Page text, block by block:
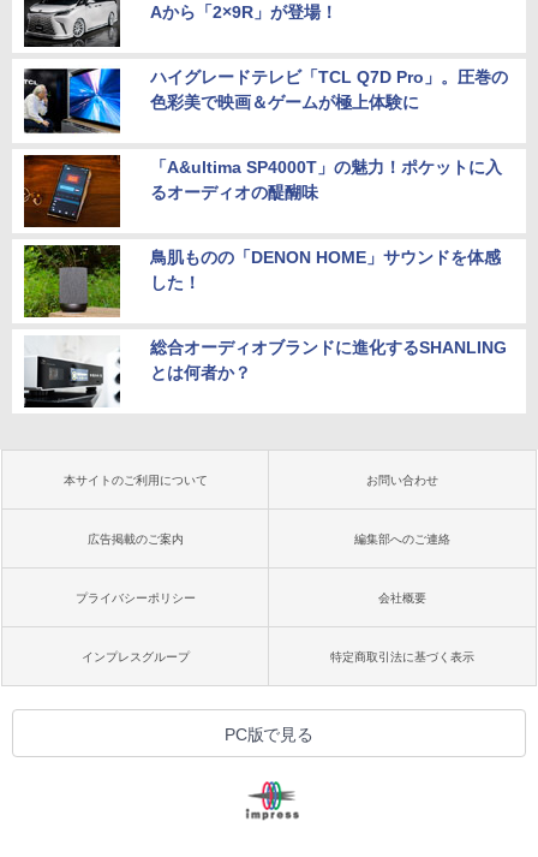
Aから「2×9R」が登場！
ハイグレードテレビ「TCL Q7D Pro」。圧巻の
色彩美で映画＆ゲームが極上体験に
「A&ultima SP4000T」の魅力！ポケットに入
るオーディオの醍醐味
鳥肌ものの「DENON HOME」サウンドを体感
した！
総合オーディオブランドに進化するSHANLING
とは何者か？
本サイトのご利用について お問い合わせ
広告掲載のご案内 編集部へのご連絡
プライバシーポリシー 会社概要
インプレスグループ 特定商取引法に基づく表示
PC版で見る